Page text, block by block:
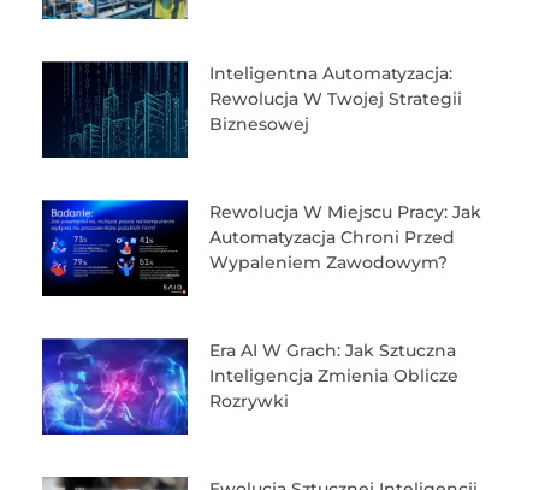
Inteligentna Automatyzacja:
Rewolucja W Twojej Strategii
Biznesowej
Rewolucja W Miejscu Pracy: Jak
Automatyzacja Chroni Przed
Wypaleniem Zawodowym?
Era AI W Grach: Jak Sztuczna
Inteligencja Zmienia Oblicze
Rozrywki